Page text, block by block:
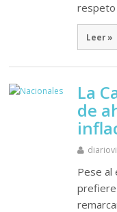
Leer »
La
de
diariovi
Pese al
prefiere